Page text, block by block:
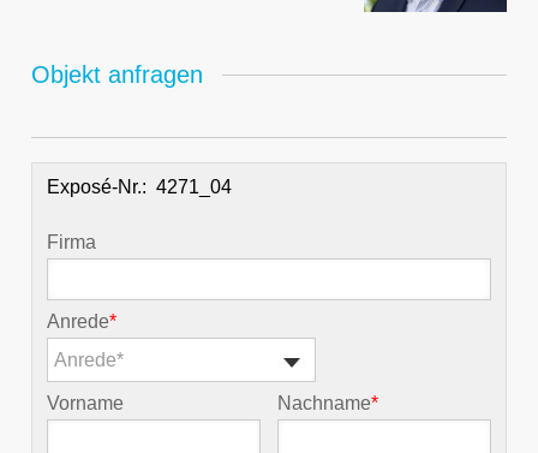
Objekt anfragen
Exposé-Nr.:
Firma
Anrede*
Anrede*
Vorname Nachname*